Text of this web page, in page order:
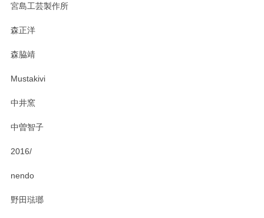
おかけしました。 ありがとうございます。
宮島工芸製作所
森正洋
森脇靖
Mustakivi
中井窯
中曽智子
2016/
nendo
野田琺瑯